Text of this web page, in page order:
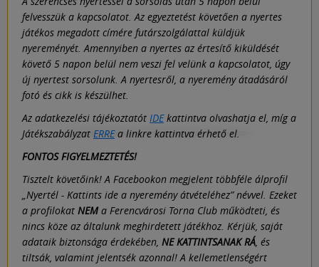
felvesszük a kapcsolatot. Az egyeztetést követően a nyertes
játékos megadott címére futárszolgálattal küldjük
nyereményét. Amennyiben a nyertes az értesítő kiküldését
követő 5 napon belül nem veszi fel velünk a kapcsolatot, úgy
új nyertest sorsolunk. A nyertesről, a nyeremény átadásáról
fotó és cikk is készülhet.
Az adatkezelési tájékoztatót IDEkattintva olvashatja el, míg a
Játékszabályzat ERREa linkre kattintva érhető el.
FONTOS FIGYELMEZTETÉS!
Tisztelt követőink! A Facebookon megjelent többféle álprofil
Nyertél - Kattints ide a nyeremény átvételéhez” névvel. Ezeket
a profilokat NEM a Ferencvárosi Torna Club működteti, és
nincs köze az általunk meghirdetett játékhoz. Kérjük, saját
adataik biztonsága érdekében, NE KATTINTSANAK RÁ , és
tiltsák, valamint jelentsék azonnal! A kellemetlenségért